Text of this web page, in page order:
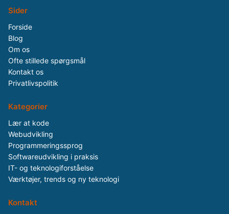
Sider
Forside
Blog
Om os
Ofte stillede spørgsmål
Kontakt os
Privatlivspolitik
Kategorier
Lær at kode
Webudvikling
Programmeringssprog
Softwareudvikling i praksis
IT- og teknologiforståelse
Værktøjer, trends og ny teknologi
Kontakt